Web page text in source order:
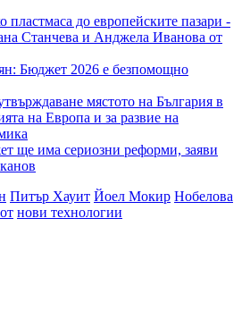
пластмаса до европейските пазари -
Станчева и Анджела Иванова от
Бюджет 2026 е безпомощно
мястото на България в
на Европа и за развие на
ще има сериозни реформи, заяви
Питър Хауит Йоел Мокир Нобелова
нови технологии